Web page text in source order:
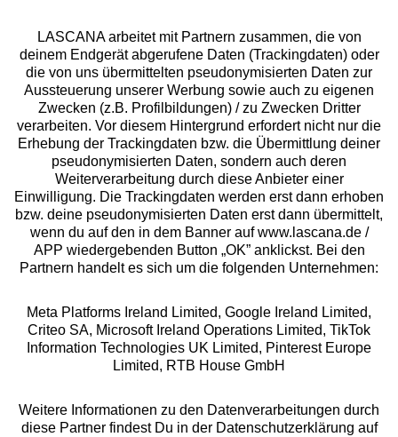
Services
Beratung
Über uns
Rechtliches
Alle Preise inkl. MwSt., zzgl.
Versandkosten
** Bonität vorausgesetzt, berechtigt zur Bonitätsprüfung
LASCANA arbeitet mit Partnern zusammen, die von
deinem Endgerät abgerufene Daten (Trackingdaten) oder
die von uns übermittelten pseudonymisierten Daten zur
Aussteuerung unserer Werbung sowie auch zu eigenen
Zwecken (z.B. Profilbildungen) / zu Zwecken Dritter
verarbeiten. Vor diesem Hintergrund erfordert nicht nur die
Erhebung der Trackingdaten bzw. die Übermittlung deiner
pseudonymisierten Daten, sondern auch deren
Weiterverarbeitung durch diese Anbieter einer
Einwilligung. Die Trackingdaten werden erst dann erhoben
bzw. deine pseudonymisierten Daten erst dann übermittelt,
wenn du auf den in dem Banner auf www.lascana.de /
APP wiedergebenden Button „OK” anklickst. Bei den
Partnern handelt es sich um die folgenden Unternehmen:
Meta Platforms Ireland Limited, Google Ireland Limited,
Criteo SA, Microsoft Ireland Operations Limited, TikTok
Information Technologies UK Limited, Pinterest Europe
Limited, RTB House GmbH
Weitere Informationen zu den Datenverarbeitungen durch
diese Partner findest Du in der Datenschutzerklärung auf